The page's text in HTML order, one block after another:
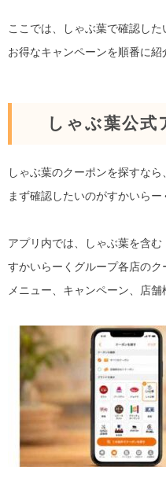
ここでは、しゃぶ葉で確認した
お得なキャンペーンを順番に紹
しゃぶ葉公式
しゃぶ葉のクーポンを探すなら、
まず確認したいのがすかいらー
アプリ内では、しゃぶ葉を含む
すかいらーくグループ各店のク
メニュー、キャンペーン、店舗